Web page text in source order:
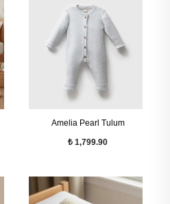
Amelia Pearl Tulum
₺ 1,799.90